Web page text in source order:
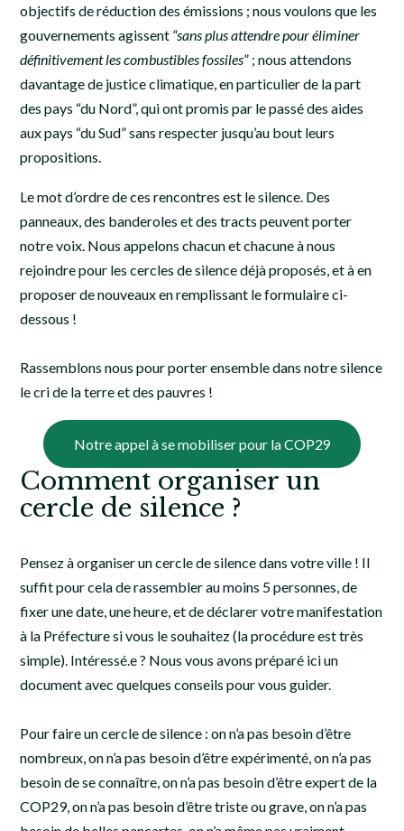
objectifs de réduction des émissions ; nous voulons que les
gouvernements agissent “sans plus attendre pour éliminer
définitivement les combustibles fossiles” ; nous attendons
davantage de justice climatique, en particulier de la part
des pays “du Nord”, qui ont promis par le passé des aides
aux pays “du Sud” sans respecter jusqu’au bout leurs
propositions.
Le mot d’ordre de ces rencontres est le silence. Des
panneaux, des banderoles et des tracts peuvent porter
notre voix. Nous appelons chacun et chacune à nous
rejoindre pour les cercles de silence déjà proposés, et à en
proposer de nouveaux en remplissant le formulaire ci-
dessous !
Rassemblons nous pour porter ensemble dans notre silence
le cri de la terre et des pauvres !
Notre appel à se mobiliser pour la COP29
Comment organiser un
cercle de silence ?
Pensez à organiser un cercle de silence dans votre ville ! Il
suffit pour cela de rassembler au moins 5 personnes, de
fixer une date, une heure, et de déclarer votre manifestation
à la Préfecture si vous le souhaitez (la procédure est très
simple). Intéressé.e ? Nous vous avons préparé ici un
document avec quelques conseils pour vous guider.
Pour faire un cercle de silence : on n’a pas besoin d’être
nombreux, on n’a pas besoin d’être expérimenté, on n’a pas
besoin de se connaître, on n’a pas besoin d’être expert de la
COP29, on n’a pas besoin d’être triste ou grave, on n’a pas